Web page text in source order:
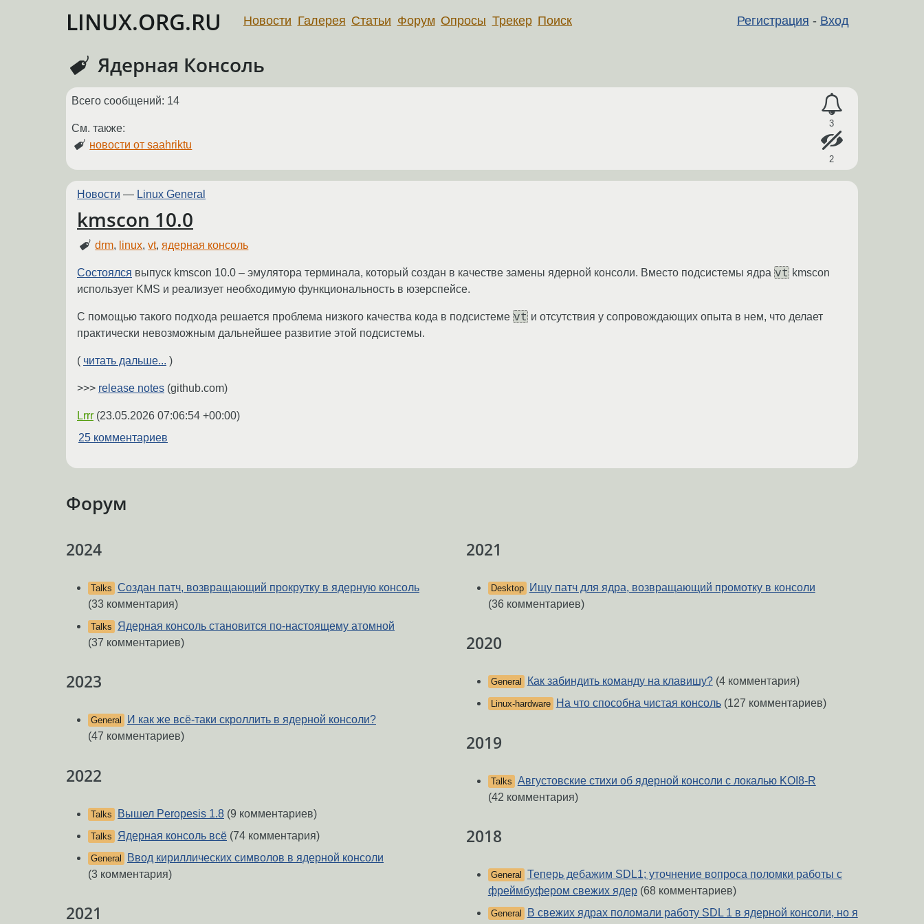
LINUX.ORG.RU Регистрация - Вход
Новости Галерея Статьи Форум Опросы Трекер Поиск
Ядерная Консоль
3
2
Всего сообщений: 14
См. также:
новости от saahriktu
Новости — Linux General
kmscon 10.0
drm, linux,vt, ядерная консоль
Состоялся выпуск kmscon 10.0 – эмулятора терминала, который создан в качестве замены ядерной консоли. Вместо подсистемы ядра vt kmscon
использует KMS и реализует необходимую функциональность в юзерспейсе.
С помощью такого подхода решается проблема низкого качества кода в подсистеме vt и отсутствия у сопровождающих опыта в нем, что делает
практически невозможным дальнейшее развитие этой подсистемы.
( читать дальше... )
>>> release notes (github.com)
Lrrr (23.05.2026 07:06:54 +00:00)
25 комментариев
Форум
2024
Talks Создан патч, возвращающий прокрутку в ядерную консоль
(33 комментария)
Talks
Ядерная консоль становится по-настоящему атомной
(37 комментариев)
2023
General
И как же всё-таки скроллить в ядерной консоли?
(47 комментариев)
2022
Talks Вышел Peropesis 1.8 (9 комментариев)
Talks Ядерная консоль всё (74 комментария)
General
Ввод кириллических символов в ядерной консоли
(3 комментария)
2021
2021
Desktop
Ищу патч для ядра, возвращающий промотку в консоли
(36 комментариев)
2020
General Как забиндить команду на клавишу?(4 комментария)
Linux-hardware На что способна чистая консоль(127 комментариев)
2019
Talks Августовские стихи об ядерной консоли с локалью KOI8-R
(42 комментария)
2018
General
Теперь дебажим SDL1; уточнение вопроса поломки работы с
фреймбуфером свежих ядер(68 комментариев)
General
В свежих ядрах поломали работу SDL 1 в ядерной консоли, но я